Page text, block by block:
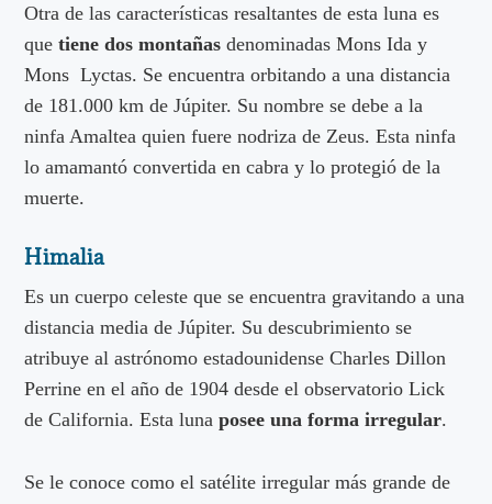
Otra de las características resaltantes de esta luna es
quetiene dos montañas denominadas Mons Ida y
Mons Lyctas. Se encuentra orbitando a una distancia
de 181.000 km de Júpiter. Su nombre se debe a la
ninfa Amaltea quien fuere nodriza de Zeus. Esta ninfa
lo amamantó convertida en cabra y lo protegió de la
muerte.
Himalia
Es un cuerpo celeste que se encuentra gravitando a una
distancia media de Júpiter. Su descubrimiento se
atribuye al astrónomo estadounidense Charles Dillon
Perrine en el año de 1904 desde el observatorio Lick
de California. Esta lunaposee una forma irregular.
Se le conoce como el satélite irregular más grande de